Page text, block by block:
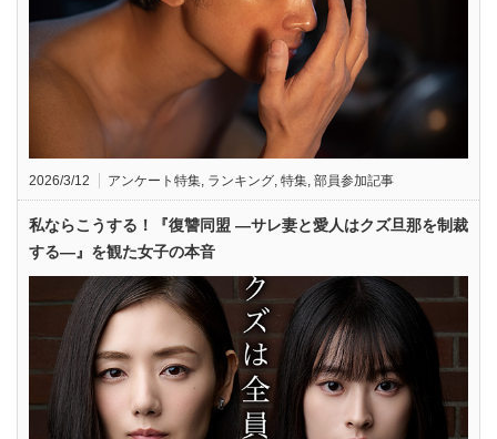
2026/3/12 アンケート特集 ランキング 特集 部員参加記事
私ならこうする！『復讐同盟 —サレ妻と愛人はクズ旦那を制裁
する—』を観た女子の本音